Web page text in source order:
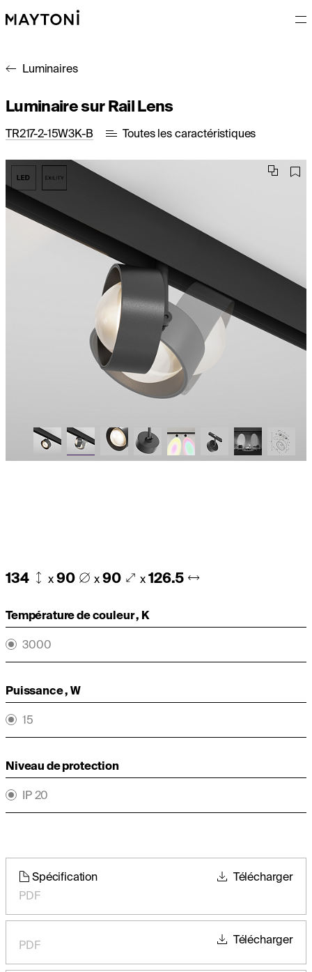
Luminaires
Luminaire sur Rail Lens
TR217-2-15W3K-B Toutes les caractéristiques
134 x 90 x 90 x126.5
Température de couleur , K
3000
Puissance , W
15
Niveau de protection
IP 20
Spécification
PDF
Télécharger
PDF Télécharger